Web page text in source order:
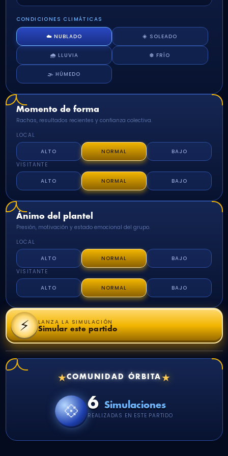
CONDICIONES CLIMÁTICAS
☁️ NUBLADO ☀️ SOLEADO
🌧️ LLUVIA ❄️ FRÍO
🌫️ HÚMEDO
Momento de forma
Rachas, resultados recientes y confianza colectiva.
LOCAL
ALTO NORMAL
BAJO
VISITANTE
ALTO NORMAL BAJO
Ánimo del plantel
Presión, motivación y estado emocional del grupo.
LOCAL
ALTO NORMAL
BAJO
VISITANTE
ALTO NORMAL BAJO
⚡ LANZA LA SIMULACIÓN
Simular este partido
★COMUNIDAD ÓRBITA★
💠 6Simulaciones
REALIZADAS EN ESTE PARTIDO